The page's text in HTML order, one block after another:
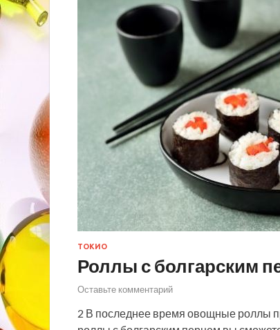
ТОКИО
Роллы с болгарским
Оставьте комментарий
2 В последнее время овощные роллы